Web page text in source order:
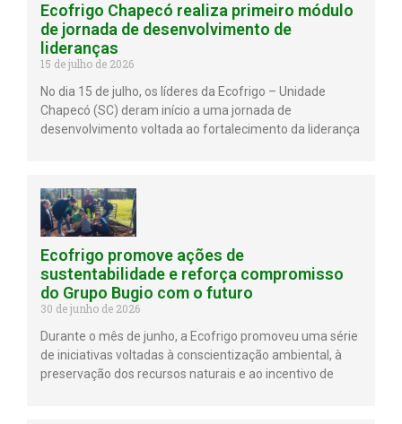
Ecofrigo Chapecó realiza primeiro módulo
de jornada de desenvolvimento de
lideranças
15 de julho de 2026
No dia 15 de julho, os líderes da Ecofrigo – Unidade
Chapecó (SC) deram início a uma jornada de
desenvolvimento voltada ao fortalecimento da liderança
Ecofrigo promove ações de
sustentabilidade e reforça compromisso
do Grupo Bugio com o futuro
30 de junho de 2026
Durante o mês de junho, a Ecofrigo promoveu uma série
de iniciativas voltadas à conscientização ambiental, à
preservação dos recursos naturais e ao incentivo de